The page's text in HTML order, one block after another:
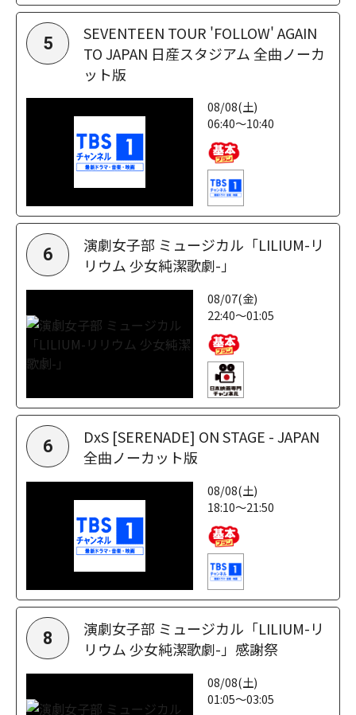
5
SEVENTEEN TOUR 'FOLLOW' AGAIN
TO JAPAN 日産スタジアム 全曲ノーカ
ット版
08/08(土)
06:40～10:40
6
演劇女子部 ミュージカル「LILIUM-リ
リウム 少女純潔歌劇-」
08/07(金)
22:40～01:05
6
DxS [SERENADE] ON STAGE - JAPAN
全曲ノーカット版
08/08(土)
18:10～21:50
8
演劇女子部 ミュージカル「LILIUM-リ
リウム 少女純潔歌劇-」感謝祭
08/08(土)
01:05～03:05